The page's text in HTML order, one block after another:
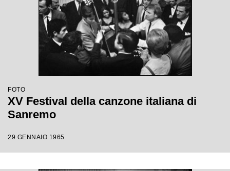
FOTO
XV Festival della canzone italiana di
Sanremo
29 GENNAIO 1965